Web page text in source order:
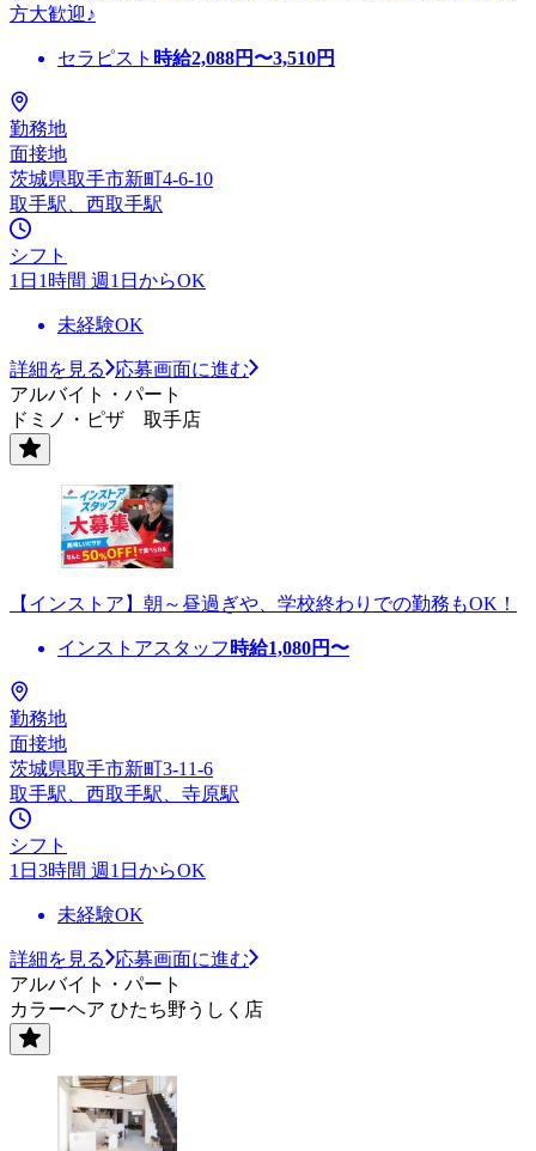
方大歓迎♪
セラピスト 時給2,088円〜3,510円
勤務地
面接地
茨城県取手市新町4-6-10
取手駅、西取手駅
シフト
1日1時間 週1日からOK
未経験OK
詳細を見る
応募画面に進む
アルバイト・パート
ドミノ・ピザ 取手店
【インストア】朝～昼過ぎや、学校終わりでの勤務もOK！
インストアスタッフ 時給1,080円〜
勤務地
面接地
茨城県取手市新町3-11-6
取手駅、西取手駅、寺原駅
シフト
1日3時間 週1日からOK
未経験OK
詳細を見る
応募画面に進む
アルバイト・パート
カラーヘア ひたち野うしく店